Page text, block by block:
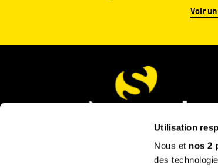
Utilisation
Nous et nos 2
des
Voir